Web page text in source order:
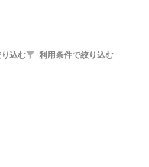
込む 利用条件で絞り込む